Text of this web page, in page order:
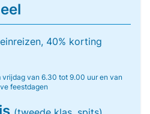
40% korting
vrijdag van 6.30 tot 9.00 uur en van
feestdagen